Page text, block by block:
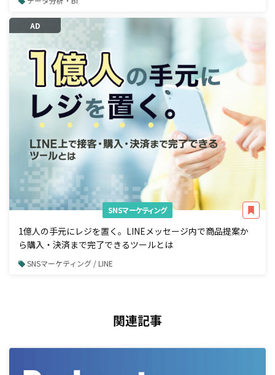
AD
SNSマーケティング
1億人の手元にレジを置く。LINEメッセージ内で商品提案か
ら購入・決済まで完了できるツールとは
SNSマーケティング / LINE
関連記事